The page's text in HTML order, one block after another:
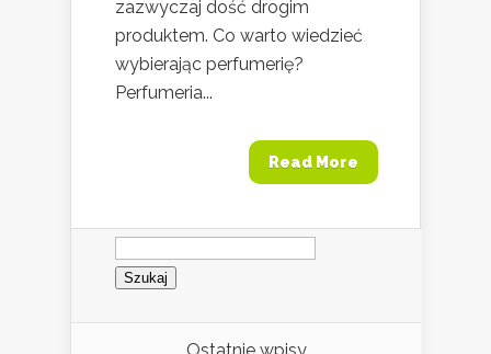
zazwyczaj dość drogim
produktem. Co warto wiedzieć
wybierając perfumerię?
Perfumeria...
Read More
Szukaj: